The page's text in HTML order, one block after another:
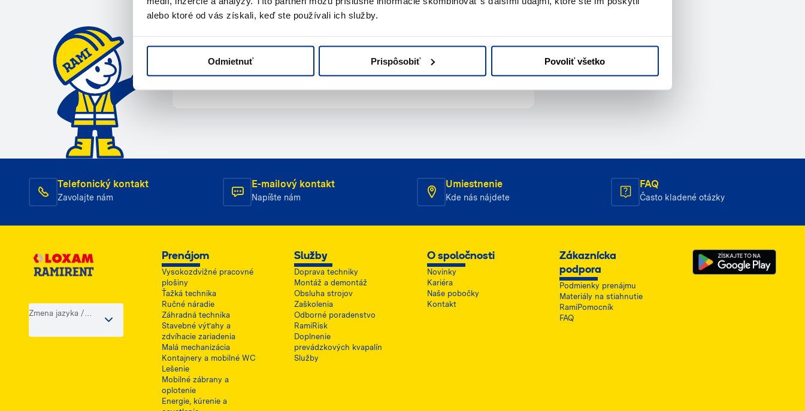
alebo ktoré od vás získali, keď ste používali ich služby.
Odmietnuť Prispôsobiť Povoliť všetko
Zavolajte nám Napíšte nám (e-mail)
Telefonický kontakt
Zavolajte nám
E-mailový kontakt
Napíšte nám
Umiestnenie
Kde nás nájdete
FAQ
Často kladené otázky
Zmena jazyka /
Prenájom
Vysokozdvižné pracovné
plošiny
Ťažká technika
Ručné náradie
Záhradná technika
Stavebné výťahy a
zdvíhacie zariadenia
Malá mechanizácia
Kontajnery a mobilné WC
Lešenie
Mobilné zábrany a
oplotenie
Energie, kúrenie a
Služby
Doprava techniky
Montáž a demontáž
Obsluha strojov
Zaškolenia
Odborné poradenstvo
RamiRisk
Doplnenie
prevádzkových kvapalín
Služby
O spoločnosti
Novinky
Kariéra
Naše pobočky
Kontakt
Zákaznícka
podpora
Podmienky prenájmu
Materiály na stiahnutie
RamiPomocník
FAQ